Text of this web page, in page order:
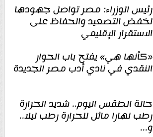
رئيس الوزراء: مصر تواصل جهودها
لخفض التصعيد والحفاظ على
الاستقرار الإقليمي
«كأنها هي» يفتح باب الحوار
النقدي في نادي أدب مصر الجديدة
حالة الطقس اليوم.. شديد الحرارة
رطب نهارا مائل للحرارة رطب ليلا..
و...